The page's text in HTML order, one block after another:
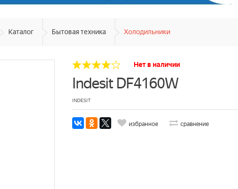
Каталог Бытовая техника Холодильники
Нет в наличии
Indesit DF4160W
INDESIT
избранное сравнение